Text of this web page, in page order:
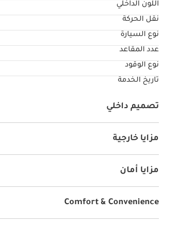
اللون الداخلي
نقل الحركة
نوع السيارة
عدد المقاعد
نوع الوقود
تاريخ الخدمة
تصميم داخلي
مزايا خارجية
مزايا أمان
قفل سلامة الأطفال
Comfort & Convenience